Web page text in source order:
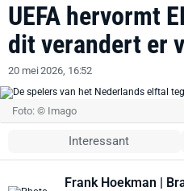
UEFA hervormt
dit verandert er
20 mei 2026, 16:52
Foto: © Imago
Interessant
Frank Hoekman |